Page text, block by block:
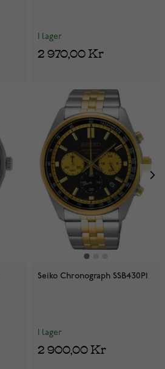
I lager
2 970,00 Kr
Seiko Chronograph SSB430P1
I lager
2 900,00 Kr